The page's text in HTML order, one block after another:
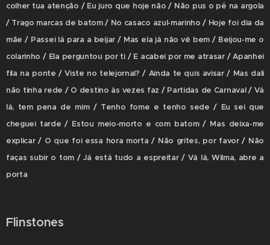
colher tua atenção / Eu juro que hoje não / Não pus o pé na argola
/ Trago marcas de batom / No casaco azul-marinho / Hoje foi dia da
mãe / Passei lá para a beijar / Mas ela já não vê bem / Beijou-me o
colarinho / Ela perguntou por ti / E acabei por me atrasar / Apanhei
fila na ponte / Viste no telejornal? / Ainda te quis avisar / Mas dali
não tinha rede / O destino às vezes faz / Partidas de Carnaval / Vá
lá, tem pena de mim / Tenho fome e tenho sede / Eu sei que
cheguei tarde / Estou meio-morto e com batom / Mas deixa-me
explicar / O que foi essa hora morta / Não grites, por favor / Não
faças subir o tom / Já está tudo a espreitar / Vá lá, Wilma, abre a
porta
Flinstones